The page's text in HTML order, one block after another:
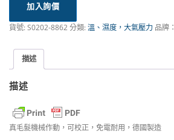
加入詢價
貨號:S0202-8862分類:溫、濕度，大氣壓力 品牌：
描述
描述
真毛髮機械作動，可校正，免電耐用，德國製造